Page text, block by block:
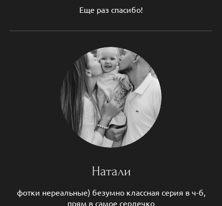
Еще раз спасибо!
Натали
фотки нереальные) безумно классная серия в ч-б,
прям в самое сердечко